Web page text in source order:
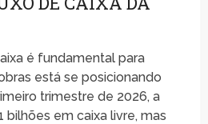
é fundamental para
está se posicionando
trimestre de 2026, a
bilhões em caixa livre, mas